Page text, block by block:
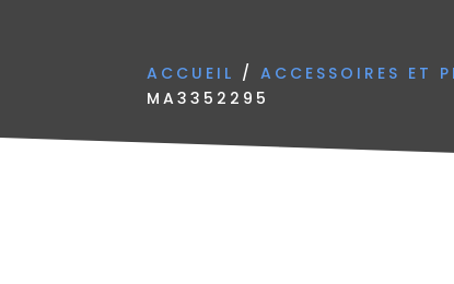
ACCUEIL /ACCESSOIRES ET
MA3352295